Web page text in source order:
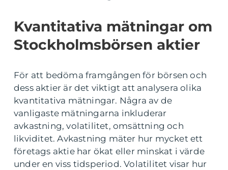
Kvantitativa mätningar om
Stockholmsbörsen aktier
För att bedöma framgången för börsen och
dess aktier är det viktigt att analysera olika
kvantitativa mätningar. Några av de
vanligaste mätningarna inkluderar
avkastning, volatilitet, omsättning och
likviditet. Avkastning mäter hur mycket ett
företags aktie har ökat eller minskat i värde
under en viss tidsperiod. Volatilitet visar hur